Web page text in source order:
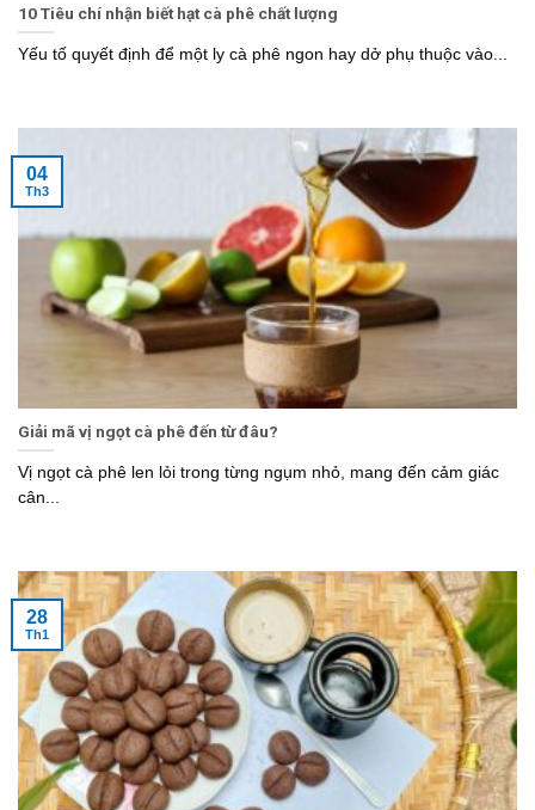
10 Tiêu chí nhận biết hạt cà phê chất lượng
Yếu tố quyết định để một ly cà phê ngon hay dở phụ thuộc vào...
Giải mã vị ngọt cà phê đến từ đâu?
Vị ngọt cà phê len lỏi trong từng ngụm nhỏ, mang đến cảm giác
cân...
04
Th3
28
Th1